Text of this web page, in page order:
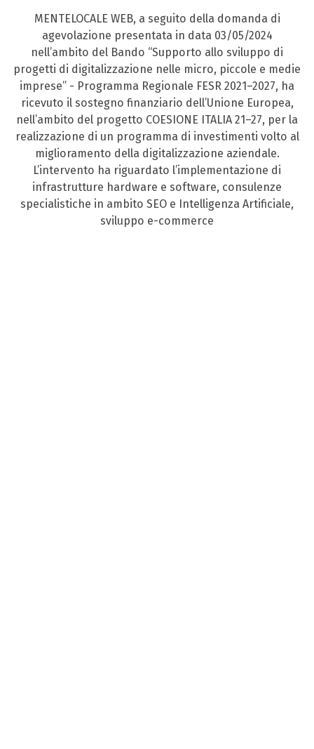
MENTELOCALE WEB, a seguito della domanda di
agevolazione presentata in data 03/05/2024
nell’ambito del Bando “Supporto allo sviluppo di
progetti di digitalizzazione nelle micro, piccole e medie
imprese” - Programma Regionale FESR 2021–2027, ha
ricevuto il sostegno finanziario dell’Unione Europea,
nell’ambito del progetto COESIONE ITALIA 21–27, per la
realizzazione di un programma di investimenti volto al
miglioramento della digitalizzazione aziendale.
L’intervento ha riguardato l’implementazione di
infrastrutture hardware e software, consulenze
specialistiche in ambito SEO e Intelligenza Artificiale,
sviluppo e-commerce